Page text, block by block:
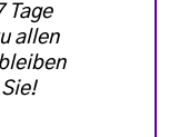
Tage
allen